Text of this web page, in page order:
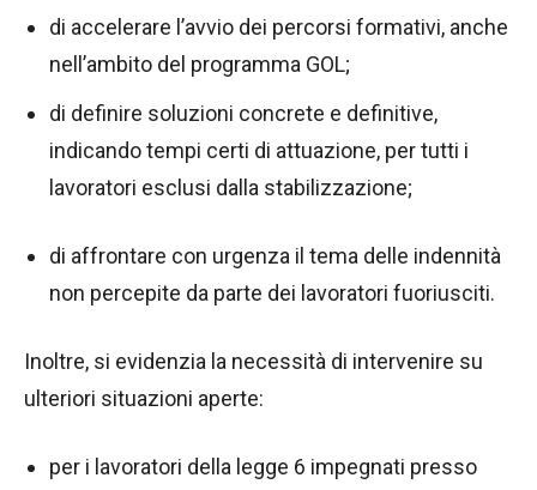
di accelerare l’avvio dei percorsi formativi, anche
nell’ambito del programma GOL;
di definire soluzioni concrete e definitive,
indicando tempi certi di attuazione, per tutti i
lavoratori esclusi dalla stabilizzazione;
di affrontare con urgenza il tema delle indennità
non percepite da parte dei lavoratori fuoriusciti.
Inoltre, si evidenzia la necessità di intervenire su
ulteriori situazioni aperte:
per i lavoratori della legge 6 impegnati presso